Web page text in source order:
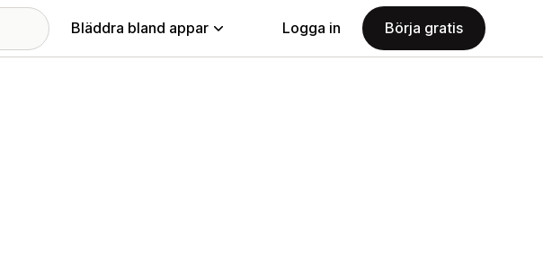
Bläddra bland appar Logga in Börja gratis